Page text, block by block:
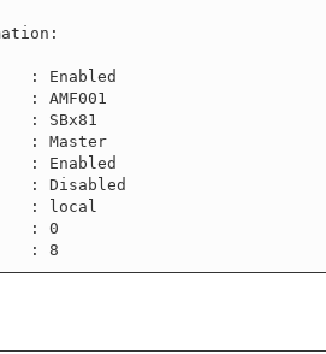
: Enabled
: AMF001
: SBx81
: Master
: Enabled
: Disabled
: local
: 0